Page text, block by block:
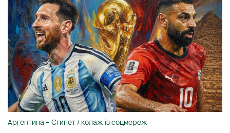
Аргентина – Єгипет / колаж із соцмереж